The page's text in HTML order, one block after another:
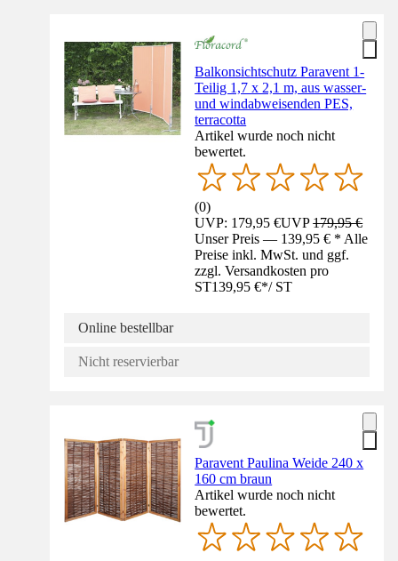
Balkonsichtschutz Paravent 1-
Teilig 1,7 x 2,1 m, aus wasser-
und windabweisenden PES,
terracotta
Artikel wurde noch nicht
bewertet.
(0)
UVP: 179,95 €UVP179,95 €
Unser Preis — 139,95 € * Alle
Preise inkl. MwSt. und ggf.
zzgl. Versandkosten pro
ST139,95 €*/ ST
Online bestellbar
Nicht reservierbar
Paravent Paulina Weide 240 x
160 cm braun
Artikel wurde noch nicht
bewertet.